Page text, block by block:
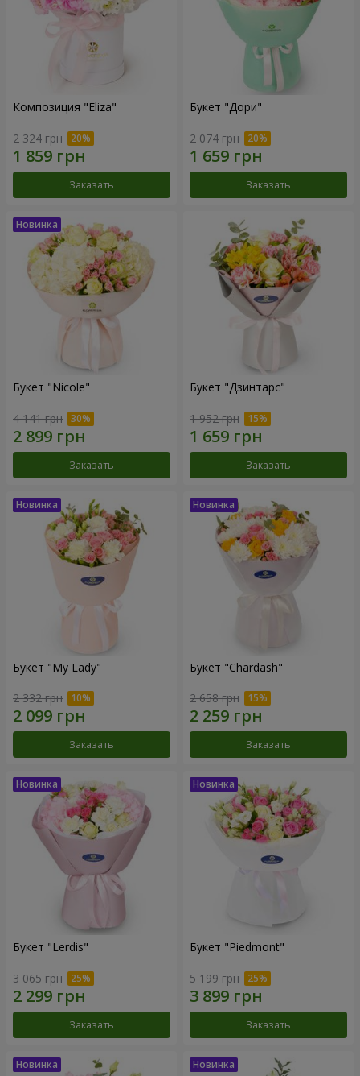
Композиция "Eliza"
2 324 грн
Заказать
Букет "Дори"
2 074 грн
Заказать
Букет "Nicole"
4 141 грн
Заказать
Букет "Дзинтарс"
1 952 грн
Заказать
Букет "My Lady"
2 332 грн
Заказать
Букет "Chardash"
2 658 грн
Заказать
Букет "Lerdis"
3 065 грн
Заказать
Букет "Piedmont"
5 199 грн
Заказать